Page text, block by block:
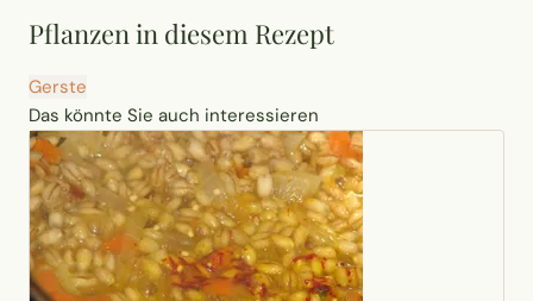
Pflanzen in diesem Rezept
Gerste
Das könnte Sie auch interessieren